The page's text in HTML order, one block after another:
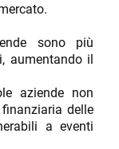
sono più
aumentando il
aziende non
delle
a eventi